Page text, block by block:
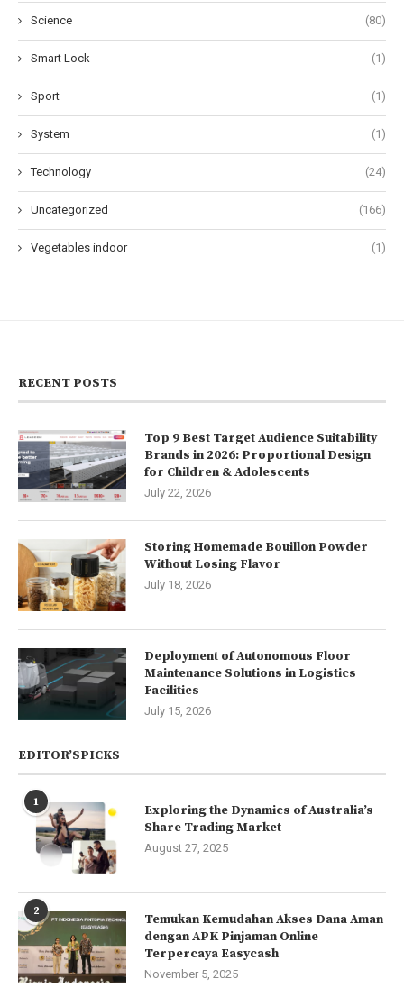
Science (80)
Smart Lock (1)
Sport (1)
System (1)
Technology (24)
Uncategorized (166)
Vegetables indoor (1)
RECENT POSTS
Top 9 Best Target Audience Suitability
Brands in 2026: Proportional Design
for Children & Adolescents
July 22, 2026
Storing Homemade Bouillon Powder
Without Losing Flavor
July 18, 2026
Deployment of Autonomous Floor
Maintenance Solutions in Logistics
Facilities
July 15, 2026
EDITOR’SPICKS
1
Exploring the Dynamics of Australia’s
Share Trading Market
August 27, 2025
2
Temukan Kemudahan Akses Dana Aman
dengan APK Pinjaman Online
Terpercaya Easycash
November 5, 2025